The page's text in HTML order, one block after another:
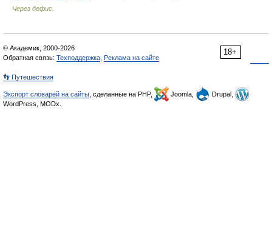
Через дефис.
18+
© Академик, 2000-2026
Обратная связь: Техподдержка Реклама на сайте
👣 Путешествия
Экспорт словарей на сайты , сделанные на PHP, Joomla,
Drupal,
WordPress, MODx.